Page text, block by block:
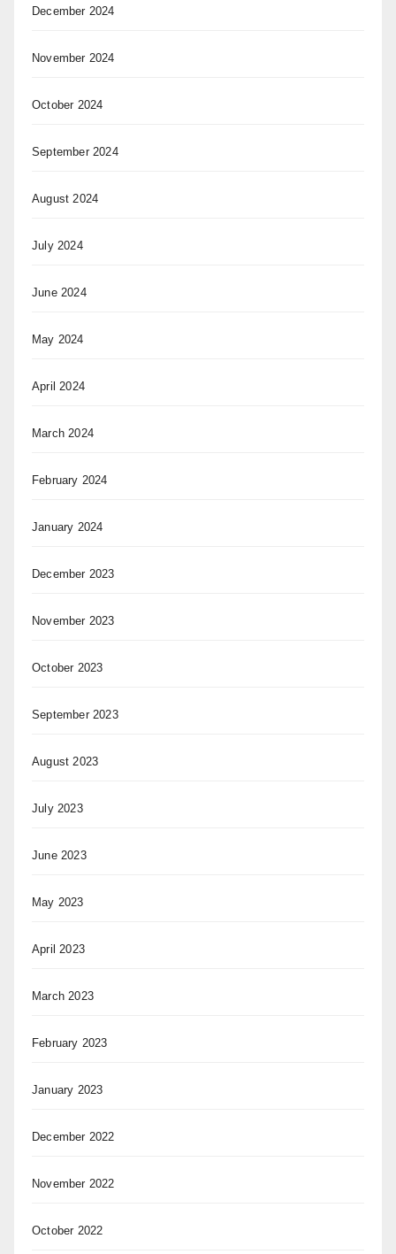
December 2024
November 2024
October 2024
September 2024
August 2024
July 2024
June 2024
May 2024
April 2024
March 2024
February 2024
January 2024
December 2023
November 2023
October 2023
September 2023
August 2023
July 2023
June 2023
May 2023
April 2023
March 2023
February 2023
January 2023
December 2022
November 2022
October 2022